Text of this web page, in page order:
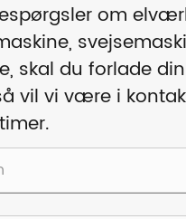
om
skal du forlade
vil vi være i